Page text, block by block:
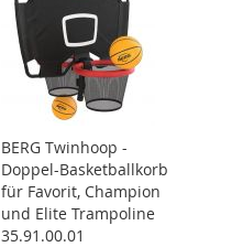
BERG Twinhoop -
Doppel-Basketballkorb
für Favorit, Champion
und Elite Trampoline
35.91.00.01